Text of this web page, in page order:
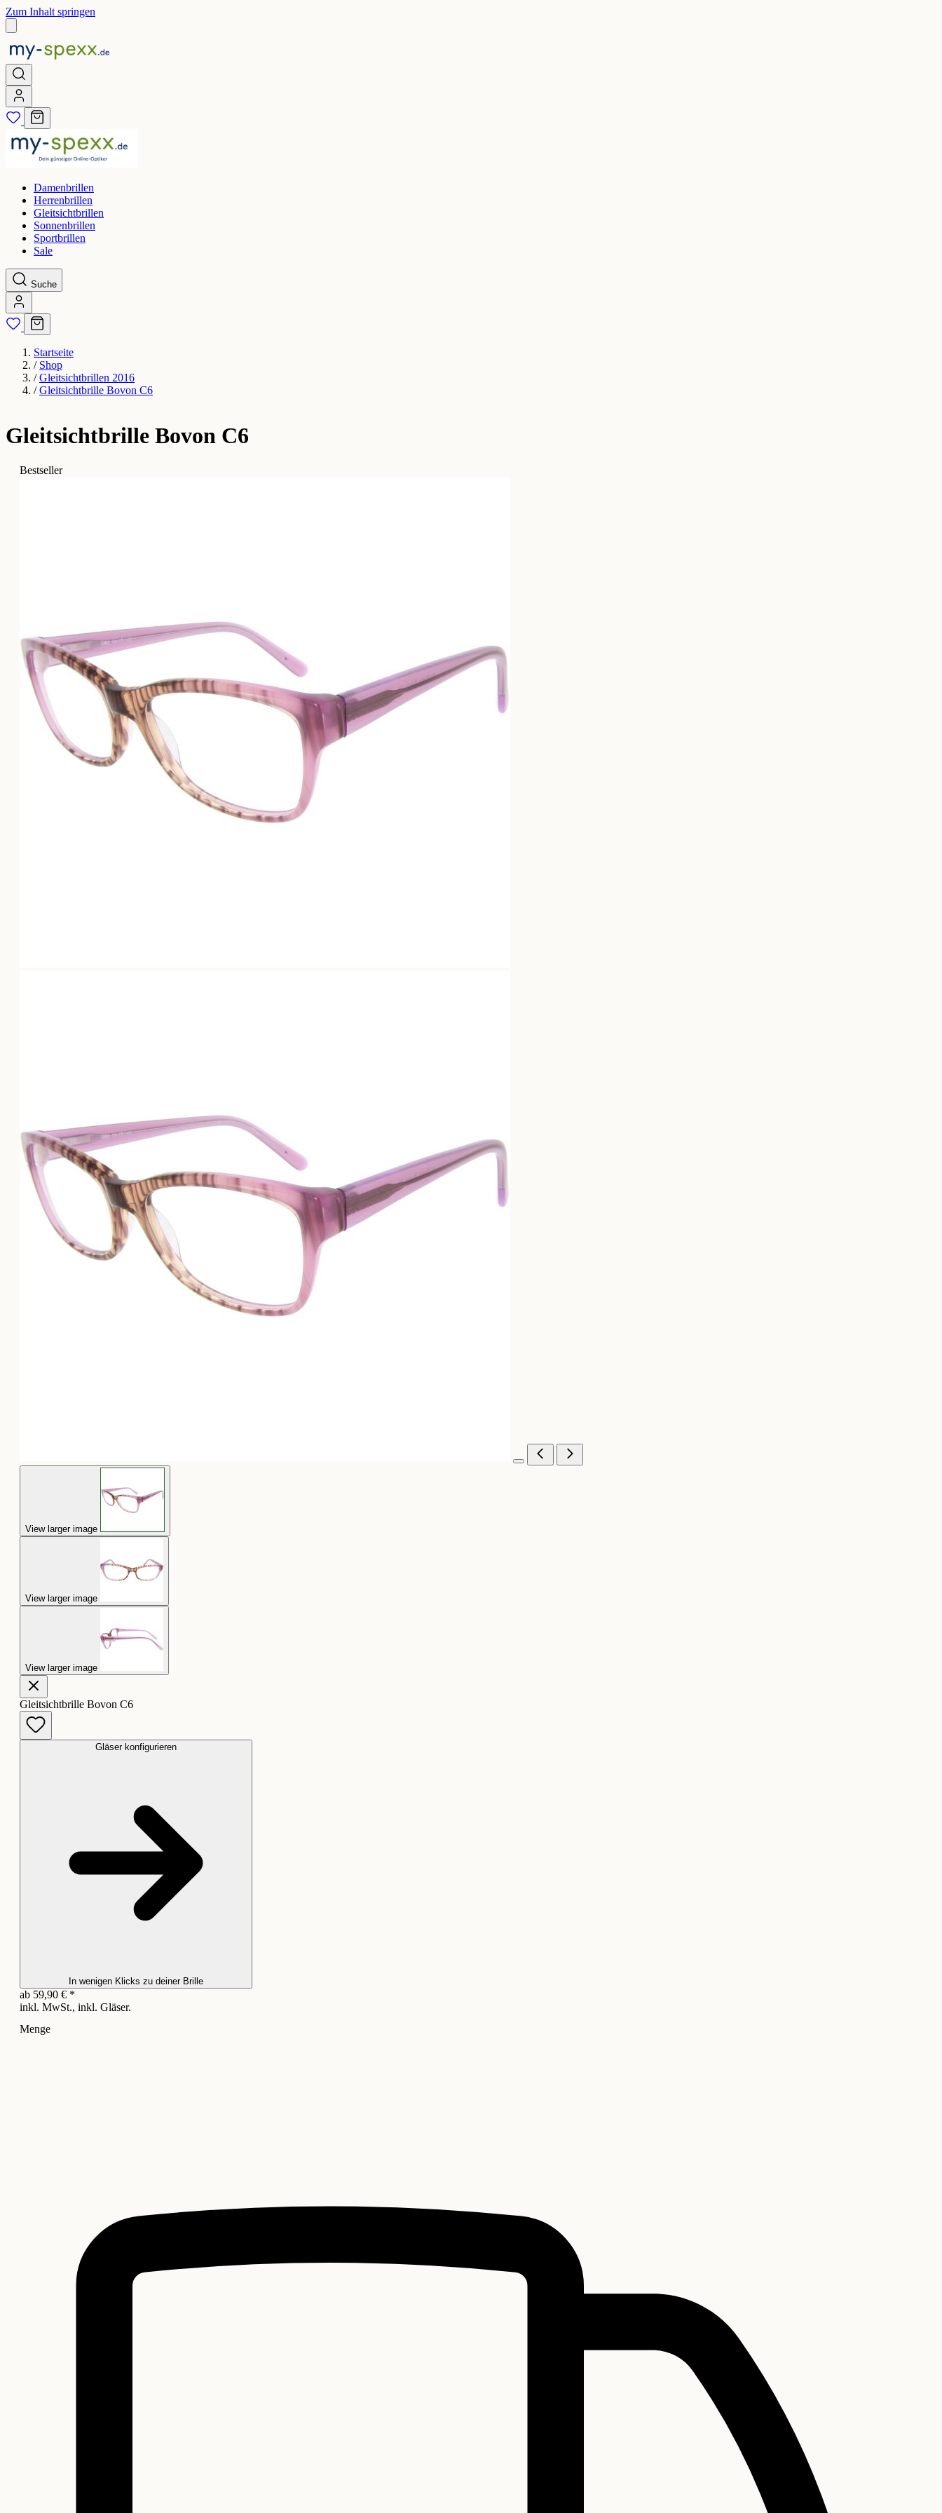
Zum Inhalt springen
Damenbrillen
Herrenbrillen
Gleitsichtbrillen
Sonnenbrillen
Sportbrillen
Sale
Suche
Startseite
/ Shop
/ Gleitsichtbrillen 2016
/ Gleitsichtbrille Bovon C6
Gleitsichtbrille Bovon C6
Bestseller
View larger image
View larger image
View larger image
Gleitsichtbrille Bovon C6
Gläser konfigurieren
In wenigen Klicks zu deiner Brille
ab 59,90 € *
inkl. MwSt., inkl. Gläser.
Menge